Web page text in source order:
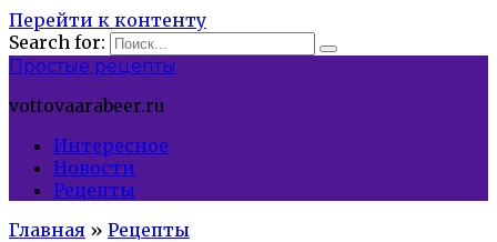
Перейти к контенту
Search for:
Простые рецепты
vottovaarabeer.ru
Интересное
Новости
Рецепты
Главная » Рецепты